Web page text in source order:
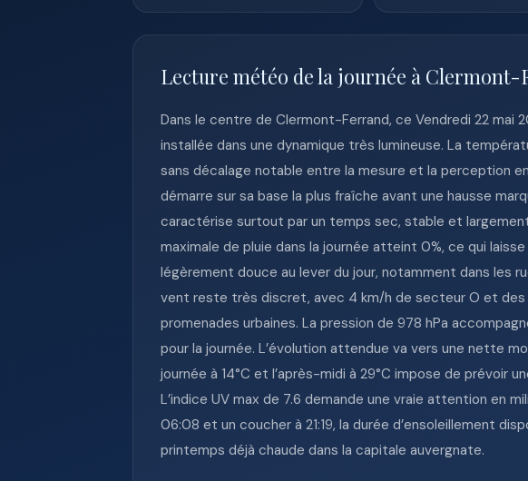
Lecture météo de la journée à Clermont-
Dans le centre de Clermont-Ferrand, ce Vendredi 22
installée dans une dynamique très lumineuse. La
sans décalage notable entre la mesure et la perception
démarre sur sa base la plus fraîche avant une hausse
caractérise surtout par un temps sec, stable et
maximale de pluie dans la journée atteint 0%, ce qui
légèrement douce au lever du jour, notamment dans les
vent reste très discret, avec 4 km/h de secteur O et des
promenades urbaines. La pression de 978 hPa
pour la journée. L’évolution attendue va vers une nette
journée à 14°C et l’après-midi à 29°C impose de prévoir
L’indice UV max de 7.6 demande une vraie attention en
06:08 et un coucher à 21:19, la durée d’ensoleillement
printemps déjà chaude dans la capitale auvergnate.